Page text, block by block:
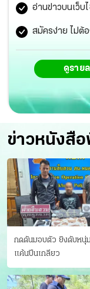
อ่านข่าวบนเว็บ
สมัครง่าย ไม่ต้
ดูราย
ข่าวหนังสื
กดดันมอบตัว ยิงดับหนุ่
แค้นปีนเกลียว